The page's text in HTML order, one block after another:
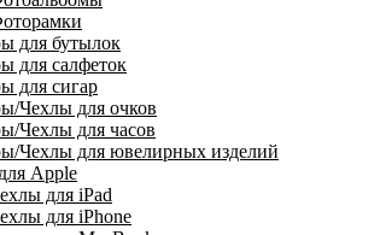
для бутылок
для салфеток
для сигар
Чехлы для очков
Чехлы для часов
Чехлы для ювелирных изделий
Apple
для iPad
для iPhone